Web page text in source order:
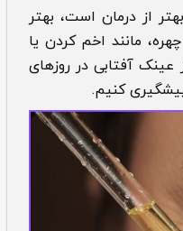
از درمان است، بهتر
مانند اخم کردن یا
آفتابی در روزهای
کنیم.